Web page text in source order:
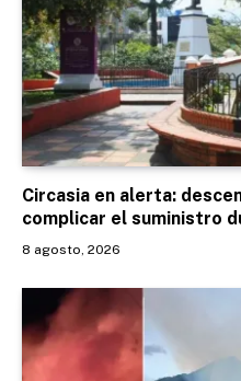
Circasia en alerta:
complicar el suministro
8 agosto, 2026